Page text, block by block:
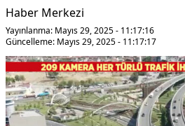
Haber Merkezi
Yayınlanma: Mayıs 29, 2025 - 11:17:16
Güncelleme: Mayıs 29, 2025 - 11:17:17